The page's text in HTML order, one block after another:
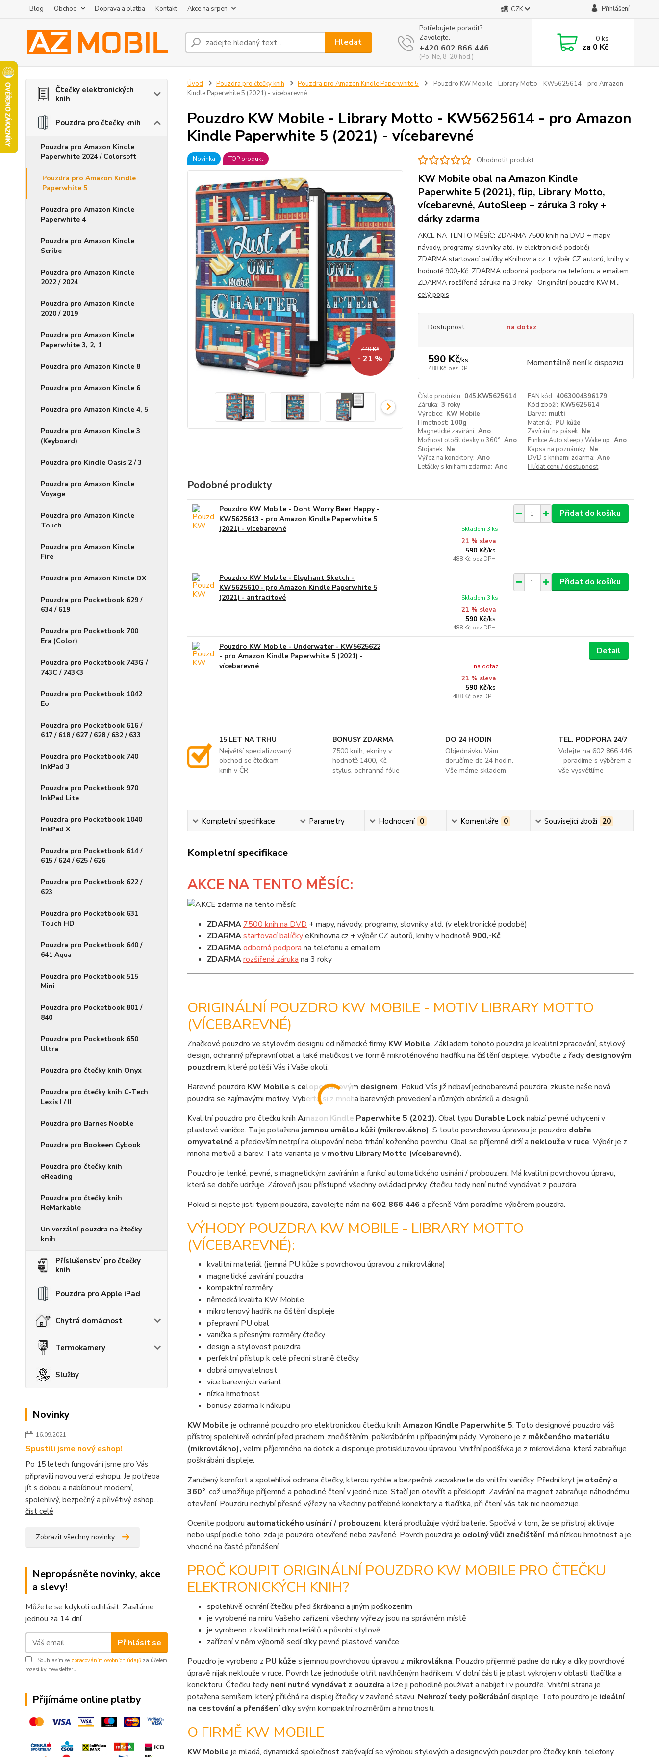
Blog Obchod Doprava a platba Kontakt Akce na srpen CZK Přihlášení
Hledat
Potřebujete poradit?
Zavolejte.
+420 602 866 446
(Po-Ne, 8-20 hod.)
0ks
za 0 Kč
Čtečky elektronických
knih
Pouzdra pro čtečky knih
Pouzdra pro Amazon Kindle
Paperwhite 2024 / Colorsoft
Pouzdra pro Amazon Kindle
Paperwhite 5
Pouzdra pro Amazon Kindle
Paperwhite 4
Pouzdra pro Amazon Kindle
Scribe
Pouzdra pro Amazon Kindle
2022 / 2024
Pouzdra pro Amazon Kindle
2020 / 2019
Pouzdra pro Amazon Kindle
Paperwhite 3, 2, 1
Pouzdra pro Amazon Kindle 8
Pouzdra pro Amazon Kindle 6
Pouzdra pro Amazon Kindle 4, 5
Pouzdra pro Amazon Kindle 3
(Keyboard)
Pouzdra pro Kindle Oasis 2 / 3
Pouzdra pro Amazon Kindle
Voyage
Pouzdra pro Amazon Kindle
Touch
Pouzdra pro Amazon Kindle
Fire
Pouzdra pro Amazon Kindle DX
Pouzdra pro Pocketbook 629 /
634 / 619
Pouzdra pro Pocketbook 700
Era (Color)
Pouzdra pro Pocketbook 743G /
743C / 743K3
Pouzdra pro Pocketbook 1042
Eo
Pouzdra pro Pocketbook 616 /
617 / 618 / 627 / 628 / 632 / 633
Pouzdra pro Pocketbook 740
InkPad 3
Pouzdra pro Pocketbook 970
InkPad Lite
Pouzdra pro Pocketbook 1040
InkPad X
Pouzdra pro Pocketbook 614 /
615 / 624 / 625 / 626
Pouzdra pro Pocketbook 622 /
623
Pouzdra pro Pocketbook 631
Touch HD
Pouzdra pro Pocketbook 640 /
641 Aqua
Pouzdra pro Pocketbook 515
Mini
Pouzdra pro Pocketbook 801 /
840
Pouzdra pro Pocketbook 650
Ultra
Pouzdra pro čtečky knih Onyx
Pouzdra pro čtečky knih C-Tech
Lexis I / II
Pouzdra pro Barnes Nooble
Pouzdra pro Bookeen Cybook
Pouzdra pro čtečky knih
eReading
Pouzdra pro čtečky knih
ReMarkable
Univerzální pouzdra na čtečky
knih
Příslušenství pro čtečky
knih
Pouzdra pro Apple iPad
Chytrá domácnost
Termokamery
Služby
Novinky
16.09.2021
Spustili jsme nový eshop!
Po 15 letech fungování jsme pro Vás
připravili novou verzi eshopu. Je potřeba
jít s dobou a nabídnout moderní,
spolehlivý, bezpečný a přivětivý eshop....
číst celé
Zobrazit všechny novinky
Nepropásněte novinky, akce
a slevy!
Můžete se kdykoli odhlásit. Zasíláme
jednou za 14 dní.
Přihlásit se
Souhlasím se zpracováním osobních údajů za účelem
rozesílky newsletteru.
Přijímáme online platby
Úvod Pouzdra pro čtečky knih Pouzdra pro Amazon Kindle Paperwhite 5
Pouzdro KW Mobile - Library Motto - KW5625614 - pro Amazon
Kindle Paperwhite 5 (2021) - vícebarevné
Pouzdro KW Mobile - Library Motto - KW5625614 - pro Amazon
Kindle Paperwhite 5 (2021) - vícebarevné
Novinka TOP produkt
749 Kč
- 21 %
Ohodnotit produkt
KW Mobile obal na Amazon Kindle
Paperwhite 5 (2021), flip, Library Motto,
vícebarevné, AutoSleep + záruka 3 roky +
dárky zdarma
AKCE NA TENTO MĚSÍC: ZDARMA 7500 knih na DVD + mapy,
návody, programy, slovníky atd. (v elektronické podobě)
ZDARMA startovací balíčky eKnihovna.cz + výběr CZ autorů, knihy v
hodnotě 900,-Kč ZDARMA odborná podpora na telefonu a emailem
ZDARMA rozšířená záruka na 3 roky Originální pouzdro KW M...
celý popis
Dostupnost na dotaz
590 Kč/ks
488 Kč bez DPH Momentálně není k dispozici
Číslo produktu: 045.KW5625614 EAN kód: 4063004396179
Záruka: 3 roky Kód zboží: KW5625614
Výrobce: KW Mobile Barva: multi
Hmotnost: 100g Materiál: PU kůže
Magnetické zavírání: Ano Zavírání na pásek: Ne
Možnost otočit desky o 360°: Ano Funkce Auto sleep / Wake up: Ano
Stojánek: Ne Kapsa na poznámky: Ne
Výřez na konektory: Ano DVD s knihami zdarma: Ano
Letáčky s knihami zdarma: Ano Hlídat cenu / dostupnost
Podobné produkty
Pouzdro KW Mobile - Dont Worry Beer Happy -
KW5625613 - pro Amazon Kindle Paperwhite 5
(2021) - vícebarevné
21 % sleva
590 Kč/ks
488 Kč bez DPH
Skladem 3 ks
Přidat do košíku
Pouzdro KW Mobile - Elephant Sketch -
KW5625610 - pro Amazon Kindle Paperwhite 5
(2021) - antracitové
21 % sleva
590 Kč/ks
488 Kč bez DPH
Skladem 3 ks
Přidat do košíku
Pouzdro KW Mobile - Underwater - KW5625622
- pro Amazon Kindle Paperwhite 5 (2021) -
vícebarevné
21 % sleva
590 Kč/ks
488 Kč bez DPH
na dotaz
Detail
15 LET NA TRHU
Největší specializovaný
obchod se čtečkami
knih v ČR
BONUSY ZDARMA
7500 knih, eknihy v
hodnotě 1400,-Kč,
stylus, ochranná fólie
DO 24 HODIN
Objednávku Vám
doručíme do 24 hodin.
Vše máme skladem
TEL. PODPORA 24/7
Volejte na 602 866 446
- poradíme s výběrem a
vše vysvětlíme
Kompletní specifikace Parametry Hodnocení 0 Komentáře 0 Související zboží 20
Kompletní specifikace
AKCE NA TENTO MĚSÍC:
ZDARMA 7500 knih na DVD + mapy, návody, programy, slovníky atd. (v elektronické podobě)
ZDARMAstartovací balíčkyeKnihovna.cz + výběr CZ autorů, knihy v hodnotě 900,-Kč
ZDARMAodborná podpora na telefonu a emailem
ZDARMArozšířená záruka na 3 roky
ORIGINÁLNÍ POUZDRO KW MOBILE - MOTIV LIBRARY MOTTO
(VÍCEBAREVNÉ)
Značkové pouzdro ve stylovém designu od německé firmy KW Mobile. Základem tohoto pouzdra je kvalitní zpracování, stylový
design, ochranný přepravní obal a také maličkost ve formě mikroténového hadříku na čištění displeje. Vybočte z řady designovým
pouzdrem, které potěší Vás i Vaše okolí.
Barevné pouzdro KW Mobile s celopotiskovým designem. Pokud Vás již nebaví jednobarevná pouzdra, zkuste naše nová
pouzdra se zajímavými motivy. Vyberte si z mnoha barevných provedení a různých obrázků a designů.
Kvalitní pouzdro pro čtečku knih Amazon Kindle Paperwhite 5 (2021). Obal typu Durable Locknabízí pevné uchycení v
plastové vaničce. Ta je potažena jemnou umělou kůží (mikrovlákno). S touto povrchovou úpravou je pouzdro dobře
omyvatelné a především netrpí na olupování nebo trhání koženého povrchu. Obal se příjemně drží a neklouže v ruce. Výběr je z
mnoha motivů a barev. Tato varianta je v motivu Library Motto (vícebarevné).
Pouzdro je tenké, pevné, s magnetickým zavíráním a funkcí automatického usínání / probouzení. Má kvalitní povrchovou úpravu,
která se dobře udržuje. Zároveň jsou přístupné všechny ovládací prvky, čtečku tedy není nutné vyndávat z pouzdra.
Pokud si nejste jisti typem pouzdra, zavolejte nám na 602 866 446 a přesně Vám poradíme výběrem pouzdra.
VÝHODY POUZDRA KW MOBILE - LIBRARY MOTTO
(VÍCEBAREVNÉ):
kvalitní materiál (jemná PU kůže s povrchovou úpravou z mikrovlákna)
magnetické zavírání pouzdra
kompaktní rozměry
německá kvalita KW Mobile
mikrotenový hadřík na čištění displeje
přepravní PU obal
vanička s přesnými rozměry čtečky
design a stylovost pouzdra
perfektní přístup k celé přední straně čtečky
dobrá omyvatelnost
více barevných variant
nízka hmotnost
bonusy zdarma k nákupu
KW Mobile je ochranné pouzdro pro elektronickou čtečku knih Amazon Kindle Paperwhite 5. Toto designové pouzdro váš
přístroj spolehlivě ochrání před prachem, znečištěním, poškrábáním i případnými pády. Vyrobeno je z měkčeného materiálu
(mikrovlákno), velmi příjemného na dotek a disponuje protiskluzovou úpravou. Vnitřní podšívka je z mikrovlákna, která zabraňuje
poškrábání displeje.
Zaručený komfort a spolehlivá ochrana čtečky, kterou rychle a bezpečně zacvaknete do vnitřní vaničky. Přední kryt je otočný o
360°, což umožňuje příjemné a pohodlné čtení v jedné ruce. Stačí jen otevřít a překlopit. Zavírání na magnet zabraňuje náhodnému
otevření. Pouzdru nechybí přesné výřezy na všechny potřebné konektory a tlačítka, při čtení vás tak nic neomezuje.
Oceníte podporu automatického usínání / probouzení, která prodlužuje výdrž baterie. Spočívá v tom, že se přístroj aktivuje
nebo uspí podle toho, zda je pouzdro otevřené nebo zavřené. Povrch pouzdra je odolný vůči znečištění, má nízkou hmotnost a je
vhodné na časté přenášení.
PROČ KOUPIT ORIGINÁLNÍ POUZDRO KW MOBILE PRO ČTEČKU
ELEKTRONICKÝCH KNIH?
spolehlivě ochrání čtečku před škrábanci a jiným poškozením
je vyrobené na míru Vašeho zařízení, všechny výřezy jsou na správném místě
je vyrobeno z kvalitních materiálů a působí stylově
zařízení v něm výborně sedí díky pevné plastové vaničce
Pouzdro je vyrobeno z PU kůže s jemnou povrchovou úpravou z mikrovlákna. Pouzdro příjemně padne do ruky a díky povrchové
úpravě nijak neklouže v ruce. Povrch lze jednoduše otřít navlhčeným hadříkem. V dolní části je plast vykrojen v oblasti tlačítka a
konektoru. Čtečku tedy není nutné vyndávat z pouzdra a lze ji pohodlně používat a nabíjet i v pouzdře. Vnitřní strana je
potažena semišem, který přiléhá na displej čtečky v zavřené stavu. Nehrozí tedy poškrábánídispleje. Toto pouzdro je ideální
na cestování a přenášenídíky svým kompaktní rozměrům a hmotnosti.
O FIRMĚ KW MOBILE
KW Mobile je mladá, dynamická společnost zabývající se výrobou stylových a designových pouzder pro čtečky knih, telefony,